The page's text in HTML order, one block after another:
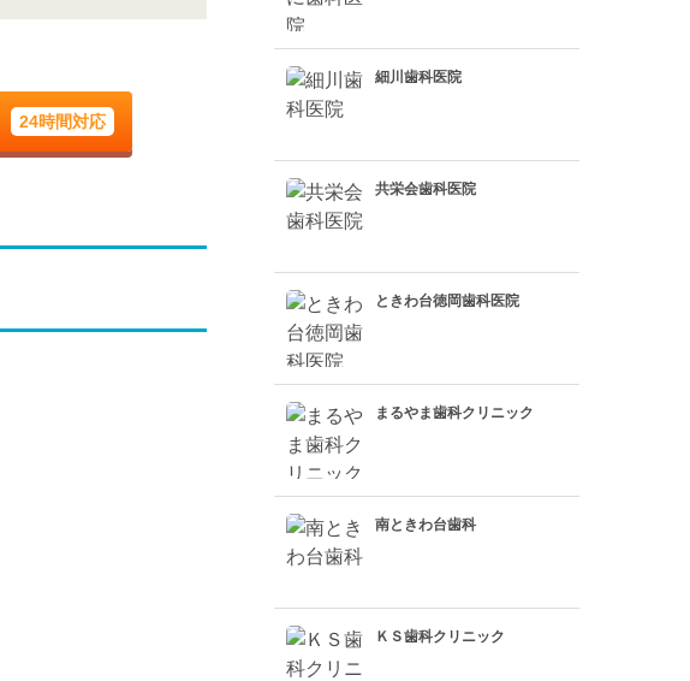
金
9/11
9/18
24時間対応
細川歯科医院
共栄会歯科医院
ときわ台徳岡歯科医院
まるやま歯科クリニック
南ときわ台歯科
ＫＳ歯科クリニック